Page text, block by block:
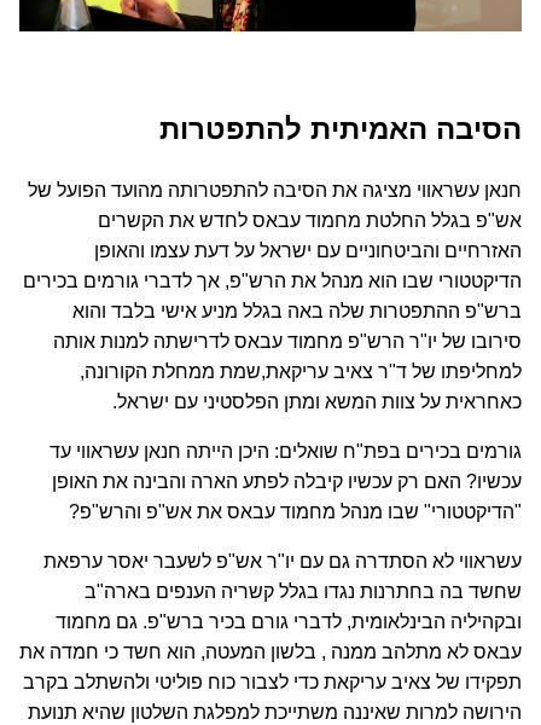
הסיבה האמיתית להתפטרות
חנאן עשראווי מציגה את הסיבה להתפטרותה מהועד הפועל של
אש"פ בגלל החלטת מחמוד עבאס לחדש את הקשרים
האזרחיים והביטחוניים עם ישראל על דעת עצמו והאופן
הדיקטטורי שבו הוא מנהל את הרש"פ, אך לדברי גורמים בכירים
ברש"פ ההתפטרות שלה באה בגלל מניע אישי בלבד והוא
סירובו של יו"ר הרש"פ מחמוד עבאס לדרישתה למנות אותה
למחליפתו של ד"ר צאיב עריקאת,שמת ממחלת הקורונה,
כאחראית על צוות המשא ומתן הפלסטיני עם ישראל.
גורמים בכירים בפת"ח שואלים: היכן הייתה חנאן עשראווי עד
עכשיו? האם רק עכשיו קיבלה לפתע הארה והבינה את האופן
"הדיקטטורי" שבו מנהל מחמוד עבאס את אש"פ והרש"פ?
עשראווי לא הסתדרה גם עם יו"ר אש"פ לשעבר יאסר ערפאת
שחשד בה בחתרנות נגדו בגלל קשריה הענפים בארה"ב
ובקהיליה הבינלאומית, לדברי גורם בכיר ברש"פ. גם מחמוד
עבאס לא מתלהב ממנה , בלשון המעטה, הוא חשד כי חמדה את
תפקידו של צאיב עריקאת כדי לצבור כוח פוליטי ולהשתלב בקרב
הירושה למרות שאיננה משתייכת למפלגת השלטון שהיא תנועת